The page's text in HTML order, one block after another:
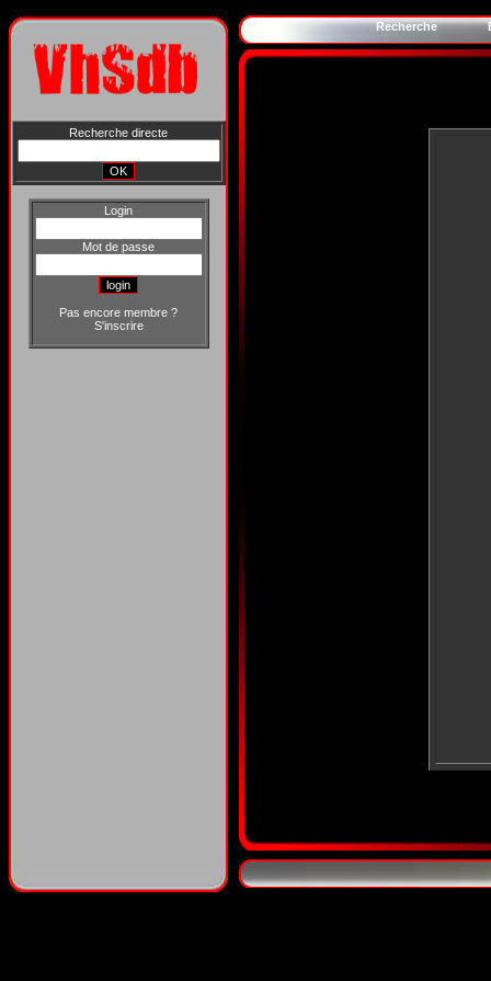
Recherche directe
Login
Mot de passe
Pas encore membre ?
S'inscrire
Recherche